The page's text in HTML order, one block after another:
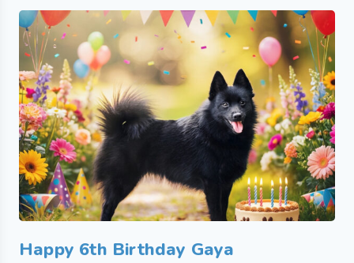
Happy 6th Birthday Gaya